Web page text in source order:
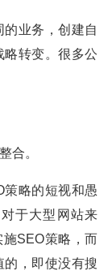
业务，创建自
转变。很多公
合。
策略的短视和愚
于大型网站来
SEO策略，而
的，即使没有搜